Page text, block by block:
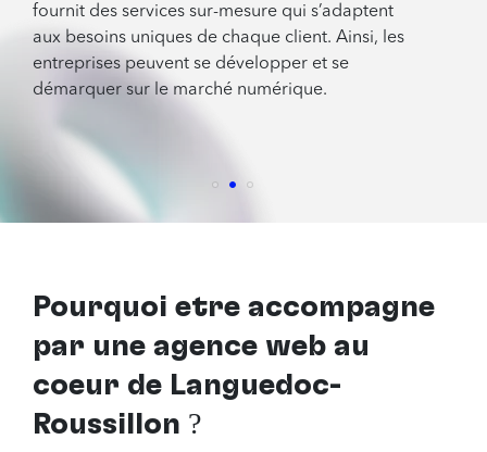
fournit des services sur-mesure qui s’adaptent
aux besoins uniques de chaque client. Ainsi, les
entreprises peuvent se développer et se
démarquer sur le marché numérique.
Pourquoi être accompagné
par une agence web au
cœur de Languedoc-
Roussillon ?